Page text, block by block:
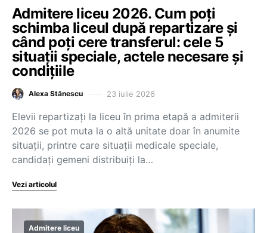
Admitere liceu 2026. Cum poți
schimba liceul după repartizare și
când poți cere transferul: cele 5
situații speciale, actele necesare și
condițiile
Alexa Stănescu 23 iulie 2026
Elevii repartizați la liceu în prima etapă a admiterii
2026 se pot muta la o altă unitate doar în anumite
situații, printre care situații medicale speciale,
candidați gemeni distribuiți la…
Vezi articolul
Admitere liceu